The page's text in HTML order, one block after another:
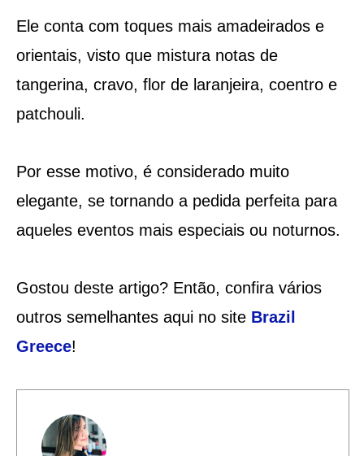
Ele conta com toques mais amadeirados e
orientais, visto que mistura notas de
tangerina, cravo, flor de laranjeira, coentro e
patchouli.
Por esse motivo, é considerado muito
elegante, se tornando a pedida perfeita para
aqueles eventos mais especiais ou noturnos.
Gostou deste artigo? Então, confira vários
outros semelhantes aqui no site Brazil
Greece!